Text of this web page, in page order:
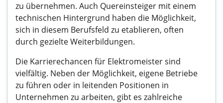
zu übernehmen. Auch Quereinsteiger mit einem
technischen Hintergrund haben die Möglichkeit,
sich in diesem Berufsfeld zu etablieren, often
durch gezielte Weiterbildungen.
Die Karrierechancen für Elektromeister sind
vielfältig. Neben der Möglichkeit, eigene Betriebe
zu führen oder in leitenden Positionen in
Unternehmen zu arbeiten, gibt es zahlreiche